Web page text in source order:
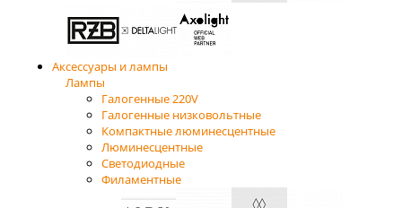
Аксессуары и лампы
Лампы
Галогенные 220V
Галогенные низковольтные
Компактные люминесцентные
Люминесцентные
Светодиодные
Филаментные